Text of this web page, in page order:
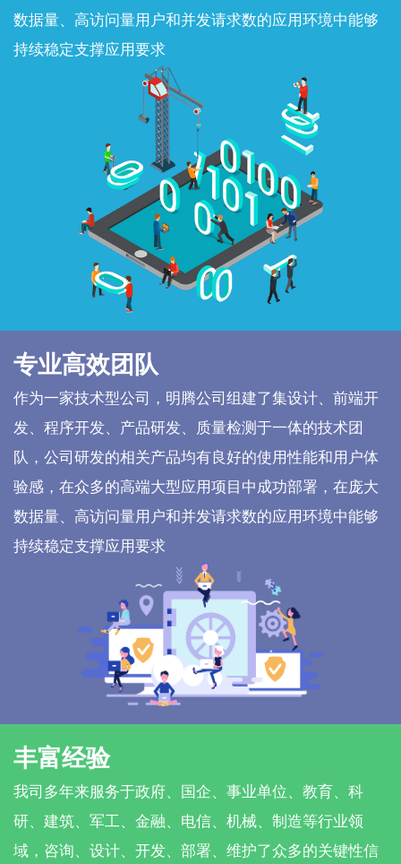
数据量、高访问量用户和并发请求数的应用环境中能够
持续稳定支撑应用要求
专业高效团队
作为一家技术型公司，明腾公司组建了集设计、前端开
发、程序开发、产品研发、质量检测于一体的技术团
队，公司研发的相关产品均有良好的使用性能和用户体
验感，在众多的高端大型应用项目中成功部署，在庞大
数据量、高访问量用户和并发请求数的应用环境中能够
持续稳定支撑应用要求
丰富经验
我司多年来服务于政府、国企、事业单位、教育、科
研、建筑、军工、金融、电信、机械、制造等行业领
域，咨询、设计、开发、部署、维护了众多的关键性信